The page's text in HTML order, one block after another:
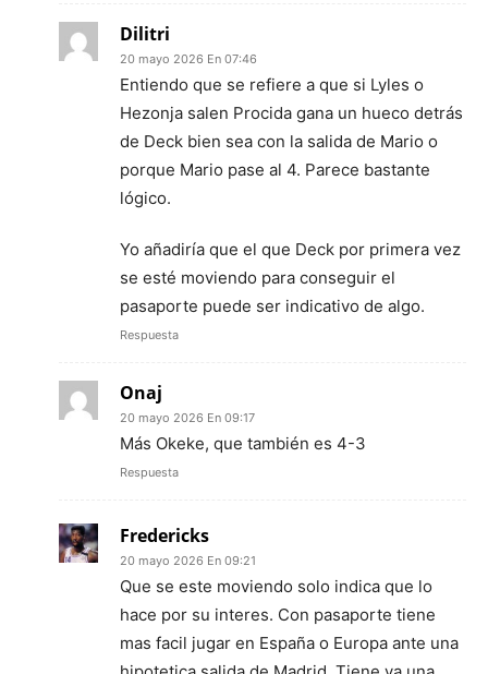
Dilitri
20 mayo 2026 En 07:46
Entiendo que se refiere a que si Lyles o
Hezonja salen Procida gana un hueco detrás
de Deck bien sea con la salida de Mario o
porque Mario pase al 4. Parece bastante
lógico.
Yo añadiría que el que Deck por primera vez
se esté moviendo para conseguir el
pasaporte puede ser indicativo de algo.
Respuesta
Onaj
20 mayo 2026 En 09:17
Más Okeke, que también es 4-3
Respuesta
Fredericks
20 mayo 2026 En 09:21
Que se este moviendo solo indica que lo
hace por su interes. Con pasaporte tiene
mas facil jugar en España o Europa ante una